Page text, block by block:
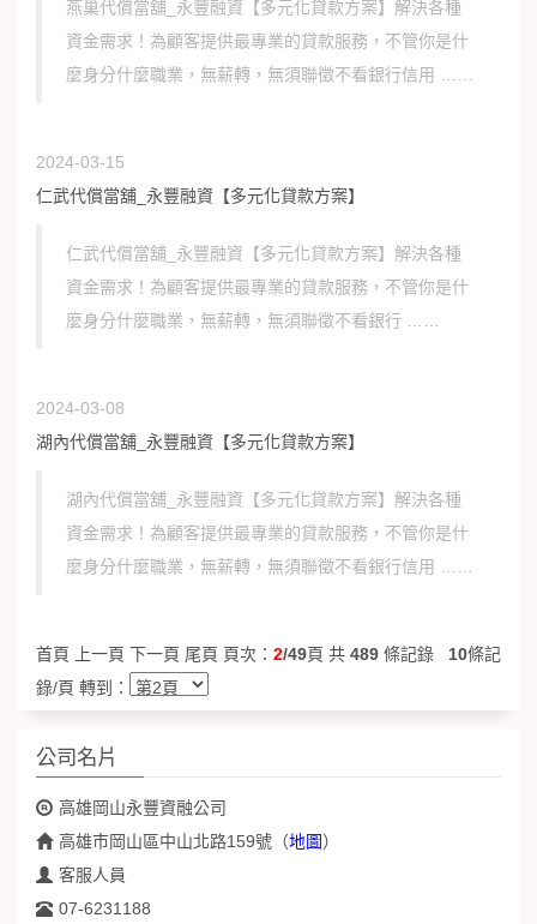
燕巢代償當舖_永豐融資【多元化貸款方案】解決各種
資金需求！為顧客提供最專業的貸款服務，不管你是什
麼身分什麼職業，無薪轉，無須聯徵不看銀行信用 ……
2024-03-15
仁武代償當舖_永豐融資【多元化貸款方案】
仁武代償當舖_永豐融資【多元化貸款方案】解決各種
資金需求！為顧客提供最專業的貸款服務，不管你是什
麼身分什麼職業，無薪轉，無須聯徵不看銀行 ……
2024-03-08
湖內代償當舖_永豐融資【多元化貸款方案】
湖內代償當舖_永豐融資【多元化貸款方案】解決各種
資金需求！為顧客提供最專業的貸款服務，不管你是什
麼身分什麼職業，無薪轉，無須聯徵不看銀行信用 ……
首頁 上一頁 下一頁 尾頁 頁次： 2/49頁 共 489 條記錄 10條記
錄/頁 轉到：
公司名片
高雄岡山永豐資融公司
高雄市岡山區中山北路159號 （地圖）
客服人員
07-6231188